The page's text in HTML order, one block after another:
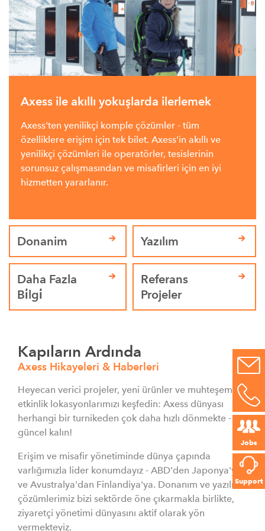
Jobs
Support
Axess ile akıllı yokuşlarda ilerlemek
Axess'ten yenilikçi komple çözümler - tüm
özelliklere erişim için tek bilet. Axess'in akıllı ve
yenilikçi çözümleri ile operatörler, tesislerinin
sorunsuz çalışmasından ve misafirleri için en iyi
hizmetten yararlanır.
Donanim Yazılım
Daha Fazla
Bi̇lgi̇
Referans
Projeler
Kapıların Ardında
Axess Hikayeleri & Haberleri
Heyecan verici projeler, yeni ürünler ve muhteşem
etkinlik lokasyonlarımızı keşfedin: Axess dünyası
herhangi bir turnikeden çok daha hızlı dönmekte -
güncel kalın!
Erişim ve misafir yönetiminde dünya çapında
varlığımızla lider konumdayız - ABD'den Japonya'ya
ve Avustralya'dan Finlandiya'ya. Donanım ve yazılım
çözümlerimiz bizi sektörde öne çıkarmakla birlikte,
ziyaretçi yönetimi dünyasını aktif olarak yön
vermekteyiz.